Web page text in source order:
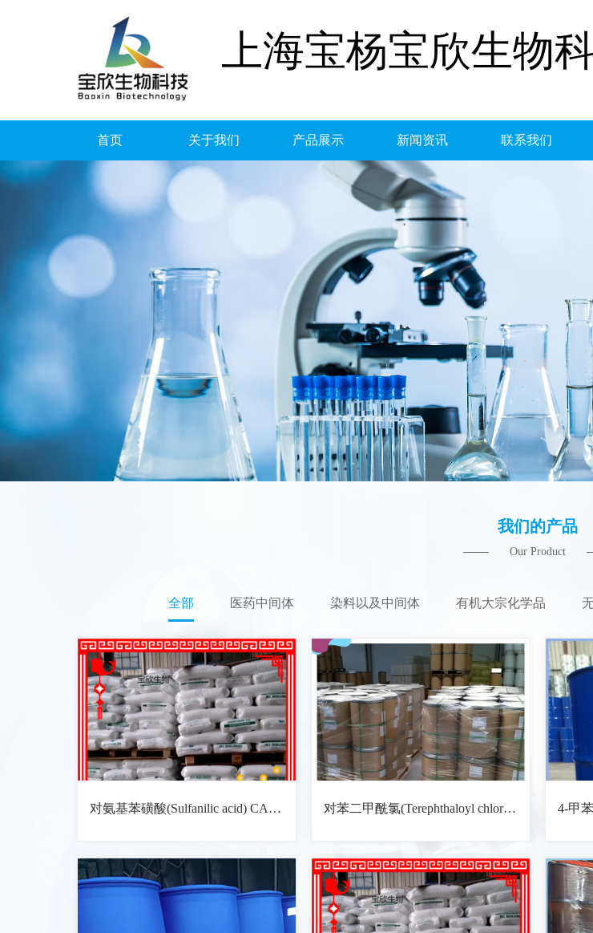
上海宝杨宝欣生物
首页 关于我们 产品展示 新闻资讯 联系我们
我们的产品
Our Product
全部 医药中间体 染料以及中间体 有机大宗化学品
对氨基苯磺酸(Sulfanilic acid) CAS: 121-57-3 化学式: C6H7NO3S 对苯二甲酰氯(Terephthaloyl chloride) CAS: 100-20-9 化学式: C8H4Cl2O2